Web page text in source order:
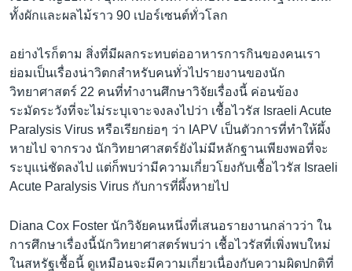
เลือกภาษา
ทั้งผักและผลไม้ราว 90 เปอร์เซนต์ทั่วโลก
อย่างไรก็ตาม สิ่งที่มีผลกระทบต่ออาหารการกินของคนเรา
ย่อมเป็นเรื่องน่าวิตกสำหรับคนทั่วไปรายงานของนัก
วิทยาศาสตร์ 22 คนที่ทำงานศึกษาวิจัยเรื่องนี้ ค่อนข้อง
ระมัดระวังที่จะไม่ระบุเจาะจงลงไปว่า เชื้อไวรัส Israeli Acute
Paralysis Virus หรือเรียกย่อๆ ว่า IAPV เป็นตัวการที่ทำให้ผึ้ง
หายไป จากรวง นักวิทยาศาสตร์ยังไม่มีหลักฐานเพียงพอที่จะ
ระบุแน่ชัดลงไป แต่ก็พบว่ามีความเกี่ยวโยงกับเชื้อไวรัส Israeli
Acute Paralysis Virus กับการที่ผึ้งหายไป
Diana Cox Foster นักวิจัยคนหนึ่งที่เสนอรายงานกล่าวว่า ใน
การศึกษาเรื่องนี้นักวิทยาศาสตร์พบว่า เชื้อไวรัสที่เพิ่งพบใหม่
ในสหรัฐเชื้อนี้ ดูเหมือนจะมีความเกี่ยวเนื่องกับความผิดปกติที่